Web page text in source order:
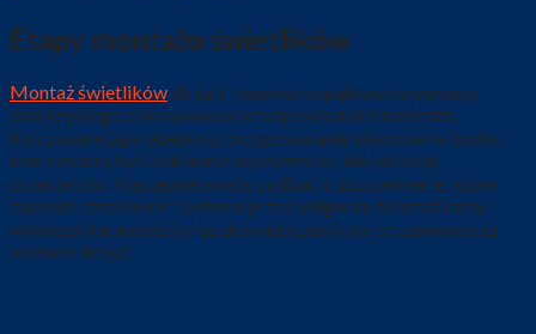
Etapy montażu świetlików
Montaż świetlików do jurt i domów kopułowych wymaga
precyzyjnego planowania oraz odpowiednich narzędzi.
Kluczowe etapy obejmują przygotowanie otworów w dachu,
które muszą być dokładnie wymierzone, aby uniknąć
przecieków. Następnie należy zadbać o uszczelnienie, które
zapewni szczelność i ochroni przed wilgocią. Montaż ramy
wymaga staranności oraz doświadczenia, na co z pewnością
możecie liczyć.